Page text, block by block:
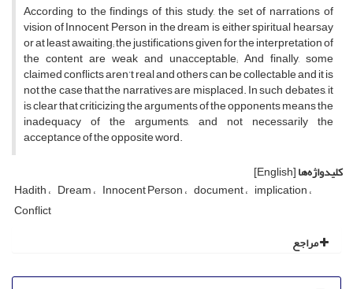
According to the findings of this study, the set of narrations of
vision of Innocent Person in the dream is either spiritual hearsay
or at least awaiting; the justifications given for the interpretation of
the content are weak and unacceptable; And finally, some
claimed conflicts aren’t real and others can be collectable and it is
not the case that the narratives are misplaced. In such debates, it
is clear that criticizing the arguments of the opponents means the
inadequacy of the arguments, and not necessarily the
acceptance of the opposite word.
کلیدواژه‌ها[English]
Hadith Dream Innocent Person document implication
Conflict
مراجع